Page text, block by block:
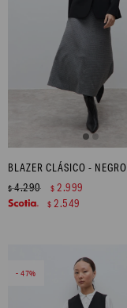
BLAZER CLÁSICO - NEGRO
$4.290 $ 2.999
$ 2.549
47